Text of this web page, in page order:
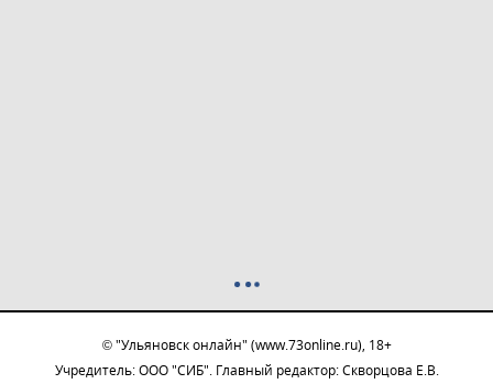
© "Ульяновск онлайн" (www.73online.ru), 18+
Учредитель: ООО "СИБ". Главный редактор: Скворцова Е.В.